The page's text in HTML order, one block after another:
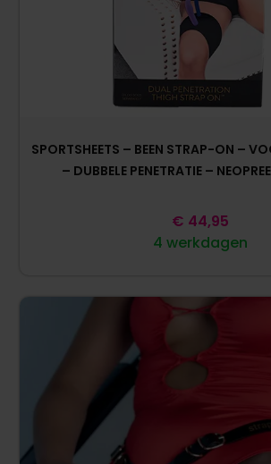
SPORTSHEETS – BEEN STRAP-ON –
– DUBBELE PENETRATIE –
4 werkdagen
€ 44,95